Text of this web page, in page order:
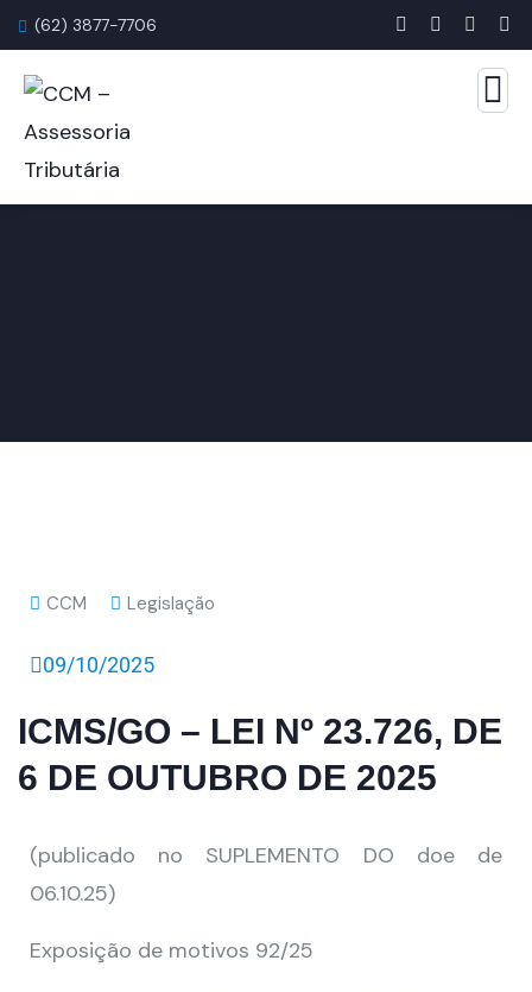
(62) 3877-7706
CCM Legislação
09/10/2025
ICMS/GO – LEI Nº 23.726, DE
6 DE OUTUBRO DE 2025
(publicado no SUPLEMENTO DO doe de
06.10.25)
Exposição de motivos 92/25